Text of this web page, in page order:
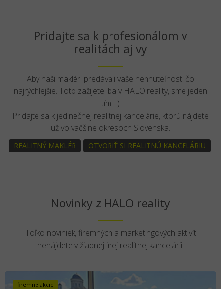
Pridajte sa k profesionálom v
realitách aj vy
Aby naši makléri predávali vaše nehnuteľnosti čo
najrýchlejšie. Toto zažijete iba v HALO reality, sme jeden
tím :-)
Pridajte sa k jedinečnej realitnej kancelárie, ktorú nájdete
už vo väčšine okresoch Slovenska.
REALITNÝ MAKLÉR OTVORIŤ SI REALITNÚ KANCELÁRIU
Novinky z HALO reality
Toľko noviniek, firemných a marketingových aktivít
nenájdete v žiadnej inej realitnej kancelárii.
firemné akcie